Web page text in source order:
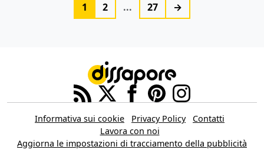
1 2 ... 27 →
Informativa sui cookie Privacy Policy
Contatti
Lavora con noi
Aggiorna le impostazioni di tracciamento della pubblicità